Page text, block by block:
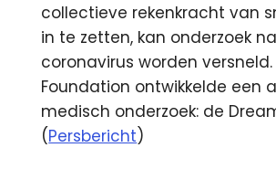
collectieve rekenkracht van
in te zetten, kan onderzoek
coronavirus worden
Foundation ontwikkelde een
medisch onderzoek: de
(Persbericht)